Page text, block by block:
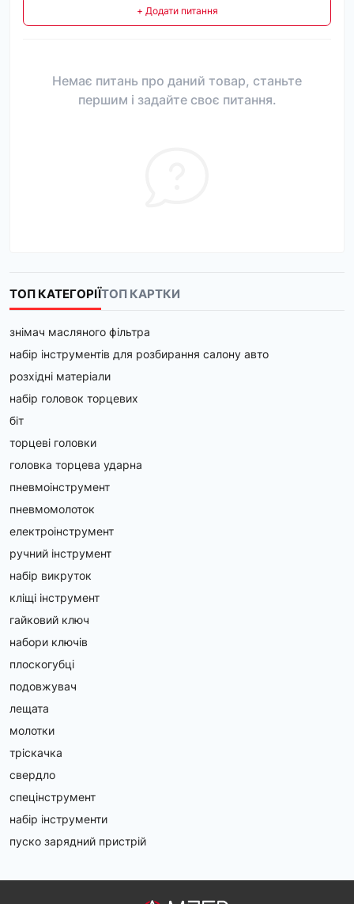
+ Додати питання
Немає питань про даний товар, станьте
першим і задайте своє питання.
ТОП КАТЕГОРІЇТОП КАРТКИ
знімач масляного фільтра
набір інструментів для розбирання салону авто
розхідні матеріали
набір головок торцевих
біт
торцеві головки
головка торцева ударна
пневмоінструмент
пневмомолоток
електроінструмент
ручний інструмент
набір викруток
кліщі інструмент
гайковий ключ
набори ключів
плоскогубці
подовжувач
лещата
молотки
тріскачка
свердло
спецінструмент
набір інструменти
пуско зарядний пристрій